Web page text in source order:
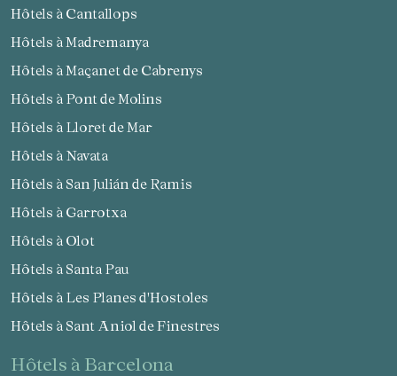
Hôtels à Cantallops
Hôtels à Madremanya
Hôtels à Maçanet de Cabrenys
Hôtels à Pont de Molins
Hôtels à Lloret de Mar
Hôtels à Navata
Hôtels à San Julián de Ramis
Hôtels à Garrotxa
Hôtels à Olot
Hôtels à Santa Pau
Hôtels à Les Planes d'Hostoles
Hôtels à Sant Aniol de Finestres
hôtels à Barcelona